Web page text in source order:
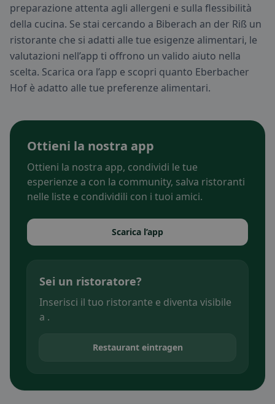
preparazione attenta agli allergeni e sulla flessibilità
della cucina. Se stai cercando a Biberach an der Riß un
ristorante che si adatti alle tue esigenze alimentari, le
valutazioni nell’app ti offrono un valido aiuto nella
scelta. Scarica ora l’app e scopri quanto Eberbacher
Hof è adatto alle tue preferenze alimentari.
Ottieni la nostra app
Ottieni la nostra app, condividi le tue
esperienze a con la community, salva ristoranti
nelle liste e condividili con i tuoi amici.
Scarica l’app
Sei un ristoratore?
Inserisci il tuo ristorante e diventa visibile
a .
Restaurant eintragen